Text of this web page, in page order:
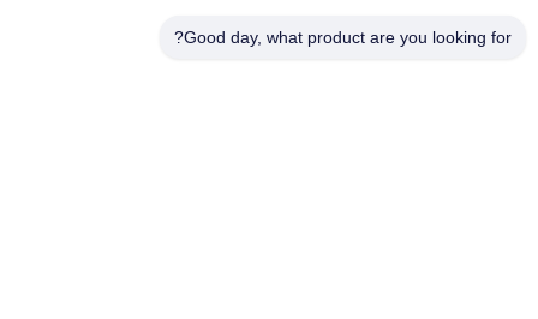
عنوان مكتب التصدير: Room 1919، Floor 19، Veinna building،Good day, what product are you looking for?